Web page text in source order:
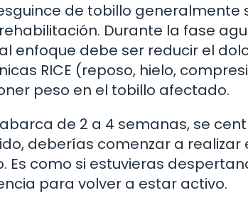
de tobillo generalmente
Durante la fase
enfoque debe ser reducir el
RICE (reposo, hielo,
peso en el tobillo afectado.
de 2 a 4 semanas, se
deberías comenzar a
Es como si estuvieras
para volver a estar activo.